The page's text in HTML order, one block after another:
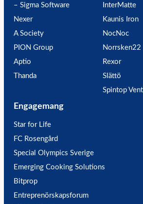
– Sigma Software
Nexer
A Society
PION Group
Aptio
Thanda
InterMatte
Kaunis Iron
NocNoc
Norrsken22
Rexor
Slättö
Spintop
Engagemang
Star for Life
FC Rosengård
Special Olympics Sverige
Emerging Cooking Solutions
Bitprop
Entreprenörskapsforum